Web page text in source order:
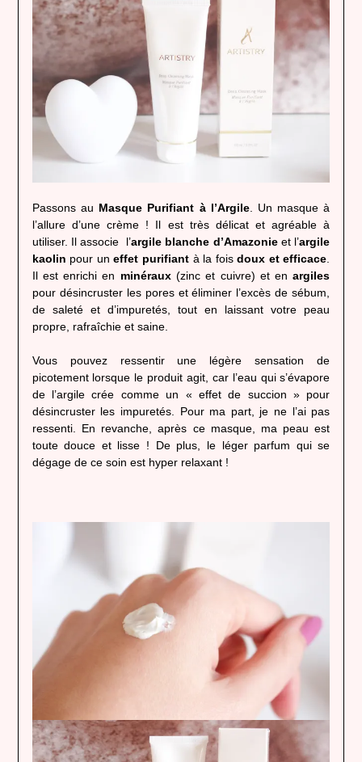
Passons au Masque Purifiant à l’Argile. Un masque à
l’allure d’une crème ! Il est très délicat et agréable à
utiliser. Il associe l’argile blanche d’Amazonieet l’argile
kaolin pour uneffet purifiantà la foisdoux et efficace
Il est enrichi en minéraux(zinc et cuivre) et en argiles
pour désincruster les pores et éliminer l’excès de sébum,
de saleté et d’impuretés, tout en laissant votre peau
propre, rafraîchie et saine.
Vous pouvez ressentir une légère sensation de
picotement lorsque le produit agit, car l’eau qui s’évapore
de l’argile crée comme un « effet de succion » pour
désincruster les impuretés. Pour ma part, je ne l’ai pas
ressenti. En revanche, après ce masque, ma peau est
toute douce et lisse ! De plus, le léger parfum qui se
dégage de ce soin est hyper relaxant !